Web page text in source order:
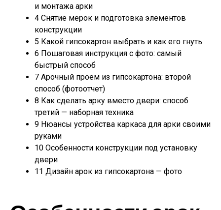
и монтажа арки
4 Снятие мерок и подготовка элементов
конструкции
5 Какой гипсокартон выбрать и как его гнуть
6 Пошаговая инструкция с фото: самый
быстрый способ
7 Арочный проем из гипсокартона: второй
способ (фотоотчет)
8 Как сделать арку вместо двери: способ
третий — наборная техника
9 Нюансы устройства каркаса для арки своими
руками
10 Особенности конструкции под установку
двери
11 Дизайн арок из гипсокартона — фото